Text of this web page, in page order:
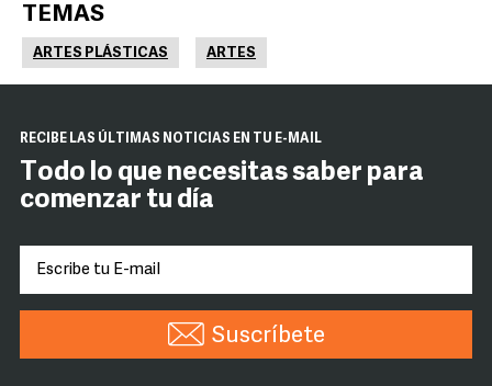
TEMAS
ARTES PLÁSTICAS ARTES
RECIBE LAS ÚLTIMAS NOTICIAS EN TU E-MAIL
Todo lo que necesitas saber para
comenzar tu día
Suscríbete